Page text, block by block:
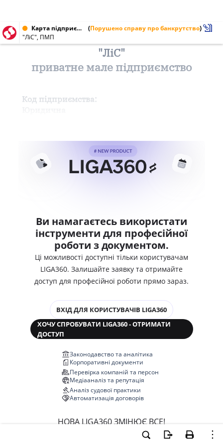
Карта підприємства від 16.11.1996 (Порушено справу про банкрутство)
"ЛіС", ПМП
"ЛіС"
приватне мале підприємство
Код підприємства:
Ви намагаєтесь використати
інструменти для професійної
роботи з документом.
Ці можливості доступні тільки користувачам
LIGA360. Залишайте заявку та отримайте
доступ для професійної роботи прямо зараз.
ВХІД ДЛЯ КОРИСТУВАЧІВ LIGA360
ХОЧУ СПРОБУВАТИ LIGA360 - ОТРИМАТИ
ДОСТУП
Законодавство та аналітика
Корпоративні документи
Перевірка компаній та персон
Медіааналіз та репутація
Аналіз судової практики
Автоматизація договорів
НОВА LIGA360 ЗМІНЮЄ ВСЕ!